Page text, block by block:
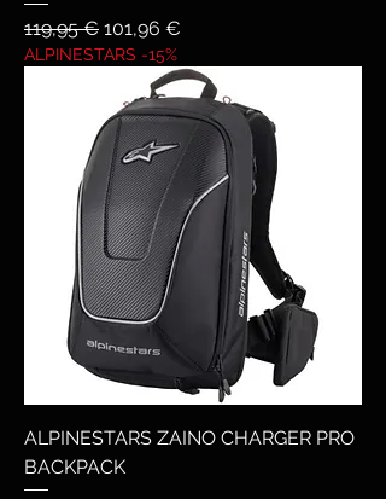
Prezzo regolare
119,95 € Prezzo scontato
101,96 €
ALPINESTARS -15%
ALPINESTARS ZAINO CHARGER PRO
BACKPACK